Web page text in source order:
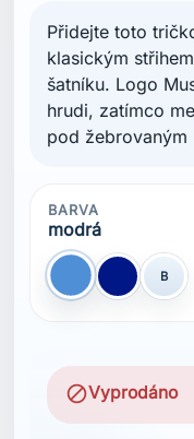
Přidejte toto
klasickým
šatníku. Logo
hrudi, zatímco
pod žebrovaným
BARVA
modrá
modrá Modrá
B
blockVyprodáno